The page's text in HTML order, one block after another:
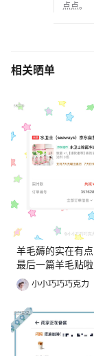
点点。
相关晒单
羊毛薅的实在有
最后一篇羊毛贴啦
小小巧巧巧克力